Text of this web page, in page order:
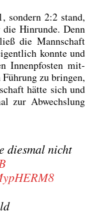
son­dern 2:2 stand,
Hin­run­de. Denn
die Mann­schaft
konn­te und
Innen­pfos­ten mit­
zu brin­gen,
hät­te sich und
zur Abwechs­lung
dies­mal nicht